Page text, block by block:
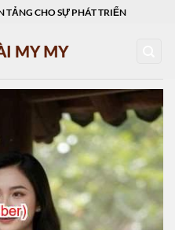
TẢNG CHO SỰ PHÁT TRIỂN